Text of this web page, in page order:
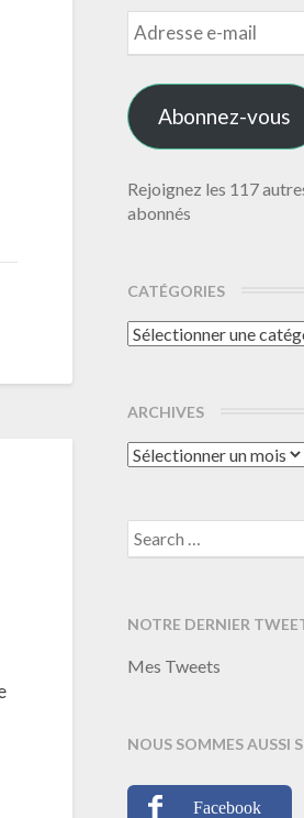
Adresse
e-
mail
Abonnez-vous
Rejoignez les 117
abonnés
CATÉGORIES
Catégories
ARCHIVES
Archives
Search
for:
NOTRE DERNIER
Mes Tweets
NOUS SOMMES AUSSI
Facebook